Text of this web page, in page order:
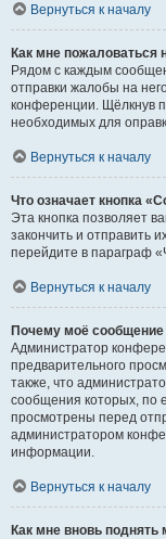
Вернуться к началу
Как мне пожаловаться
Рядом с каждым
отправки жалобы на
конференции. Щёлкнув
необходимых для
Вернуться к началу
Что означает кнопка
Эта кнопка позволяет
закончить и отправить
перейдите в параграф
Вернуться к началу
Почему моё сообщение
Администратор
предварительного
также, что
сообщения которых, по
просмотрены перед
администратором
информации.
Вернуться к началу
Как мне вновь